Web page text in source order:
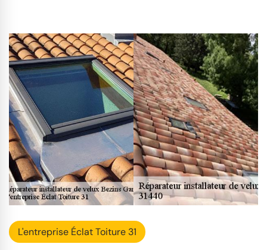
L'entreprise Éclat Toiture 31